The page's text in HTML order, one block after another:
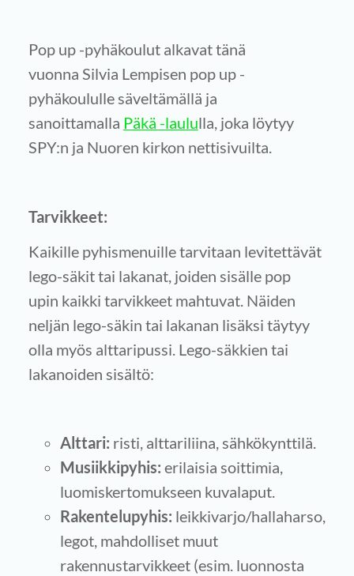
Pop up -pyhäkoulut alkavat tänä
vuonna Silvia Lempisen pop up -
pyhäkoululle säveltämällä ja
sanoittamalla Päkä -laululla, joka löytyy
SPY:n ja Nuoren kirkon nettisivuilta.
Tarvikkeet:
Kaikille pyhismenuille tarvitaan levitettävät
lego-säkit tai lakanat, joiden sisälle pop
upin kaikki tarvikkeet mahtuvat. Näiden
neljän lego-säkin tai lakanan lisäksi täytyy
olla myös alttaripussi. Lego-säkkien tai
lakanoiden sisältö:
Alttari: risti, alttariliina, sähkökynttilä.
Musiikkipyhis: erilaisia soittimia,
luomiskertomukseen kuvalaput.
Rakentelupyhis: leikkivarjo/hallaharso,
legot, mahdolliset muut
rakennustarvikkeet (esim. luonnosta